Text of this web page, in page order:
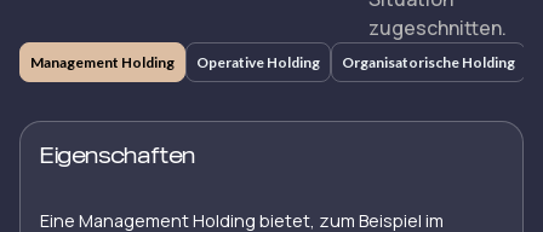
zugeschnitten.
Management Holding Operative Holding Organisatorische Holding
Eigenschaften
Eine Management Holding bietet, zum Beispiel im